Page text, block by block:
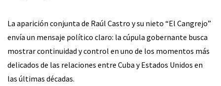
La aparición conjunta de Raúl Castro y su nieto “El Cangrejo”
envía un mensaje político claro: la cúpula gobernante busca
mostrar continuidad y control en uno de los momentos más
delicados de las relaciones entre Cuba y Estados Unidos en
las últimas décadas.